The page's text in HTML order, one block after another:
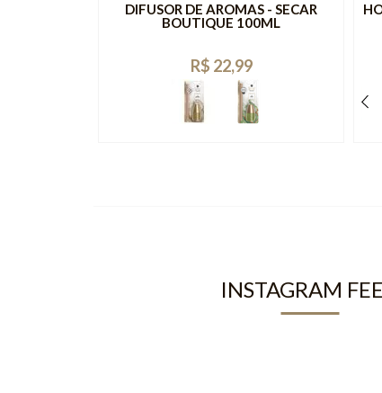
DIFUSOR DE AROMAS - SECAR
BOUTIQUE 100ML
R$ 22,99
INSTAGRAM